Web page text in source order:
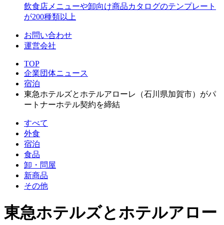
飲食店メニューや卸向け商品カタログのテンプレート
が200種類以上
お問い合わせ
運営会社
TOP
企業団体ニュース
宿泊
東急ホテルズとホテルアローレ（石川県加賀市）がパ
ートナーホテル契約を締結
すべて
外食
宿泊
食品
卸・問屋
新商品
その他
東急ホテルズとホテルアロー